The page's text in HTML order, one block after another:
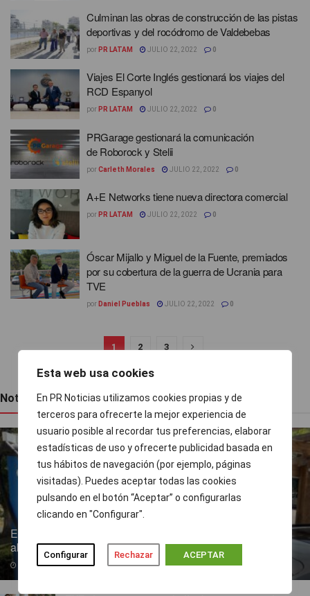
Esta web usa cookies
En PR Noticias utilizamos cookies propias y de
terceros para ofrecerte la mejor experiencia de
usuario posible al recordar tus preferencias, elaborar
estadísticas de uso y ofrecerte publicidad basada en
tus hábitos de navegación (por ejemplo, páginas
visitadas). Puedes aceptar todas las cookies
pulsando en el botón “Aceptar” o configurarlas
clicando en "Configurar".
Configurar Rechazar ACEPTAR
Culminan las obras de construcción de las pistas
deportivas y del rocódromo de Valdebebas
por PR LATAM JULIO 22, 2022 0
Viajes El Corte Inglés gestionará los viajes del
RCD Espanyol
por PR LATAM JULIO 22, 2022 0
PRGarage gestionará la comunicación
de Roborock y Stelii
porCarleth Morales JULIO 22, 2022 0
A+E Networks tiene nueva directora comercial
por PR LATAM JULIO 22, 2022 0
Óscar Mijallo y Miguel de la Fuente, premiados
por su cobertura de la guerra de Ucrania para
TVE
por Daniel Pueblas JULIO 22, 2022 0
1 2 3
Noticias recientes
Endesa pone a disposición más de 300 puntos de recarga
abiertos al público
07/08/2026